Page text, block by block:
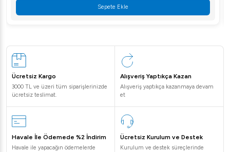
Sepete Ekle
Ücretsiz Kargo
3000 TL ve üzeri tüm siparişlerinizde
ücretsiz teslimat.
Alışveriş Yaptıkça Kazan
Alışveriş yaptıkça kazanmaya devam
et
Havale İle Ödemede %2 İndirim
Havale ile yapacağın ödemelerde
Ücretsiz Kurulum ve Destek
Kurulum ve destek süreçlerinde